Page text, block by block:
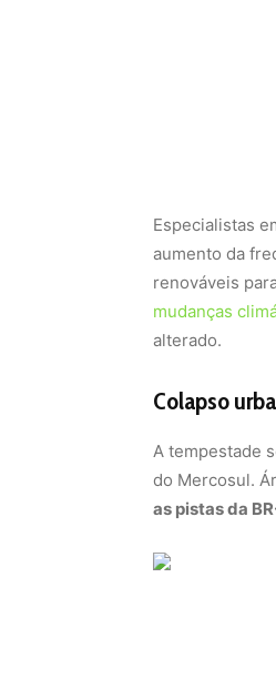
Especialistas
aumento da
renováveis
mudanças
alterado.
Colapso
A tempestade
do Mercosul.
as pistas da